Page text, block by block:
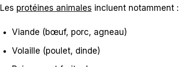
Les protéines animales incluent notamment :
Viande (bœuf, porc, agneau)
Volaille (poulet, dinde)